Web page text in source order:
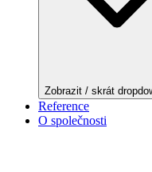
Zobrazit / skrát
Reference
O společnosti